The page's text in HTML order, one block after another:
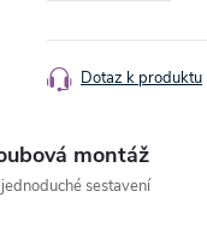
Dotaz k produktu
montáž
sestavení